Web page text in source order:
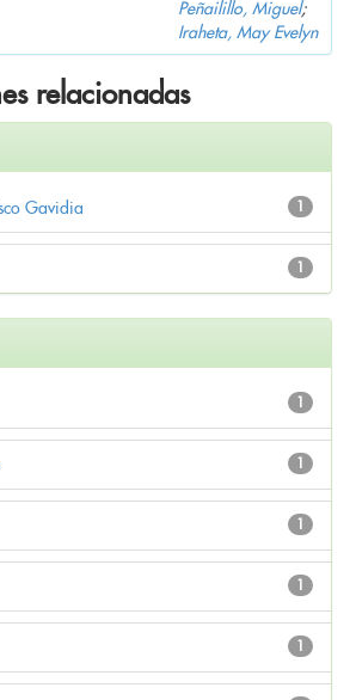
Peñailillo, Miguel;
Iraheta, May Evelyn
relacionadas
1
Gavidia
1
1
1
1
1
1